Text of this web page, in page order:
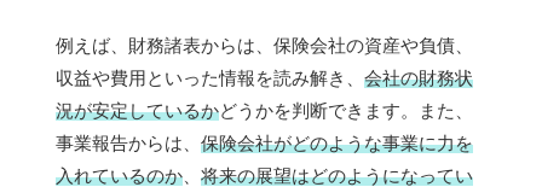
例えば、財務諸表からは、保険会社の資産や負債、
収益や費用といった情報を読み解き、 会社の財務状
況が安定しているかどうかを判断できます。また、
事業報告からは、 保険会社がどのような事業に力を
入れているのか
将来の展望はどのようになってい